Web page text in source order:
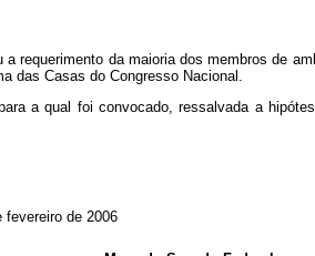
requerimento da maioria dos membros de
das Casas do Congresso Nacional.
a qual foi convocado, ressalvada a
fevereiro de 2006